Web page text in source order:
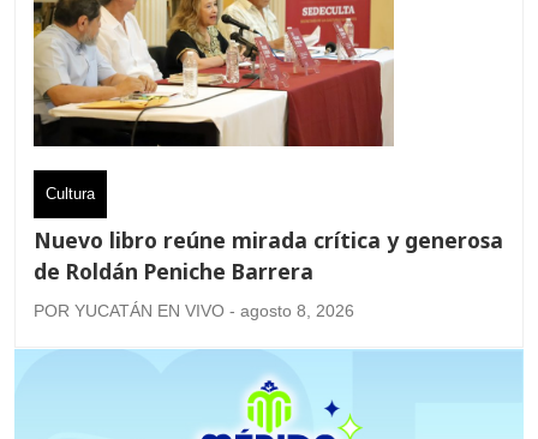
Cultura
Nuevo libro reúne mirada crítica y generosa
de Roldán Peniche Barrera
POR YUCATÁN EN VIVO - agosto 8, 2026